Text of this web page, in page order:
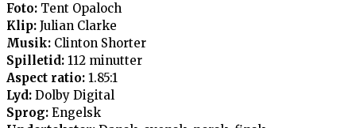
Foto: Tent Opaloch
Klip: Julian Clarke
Musik: Clinton Shorter
Spilletid: 112 minutter
Aspect ratio: 1.85:1
Lyd: Dolby Digital
Sprog: Engelsk